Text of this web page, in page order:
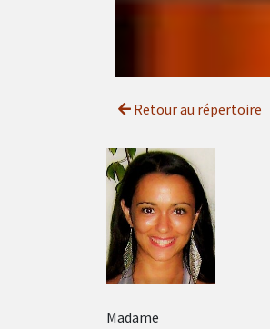
Retour au répertoire
Madame